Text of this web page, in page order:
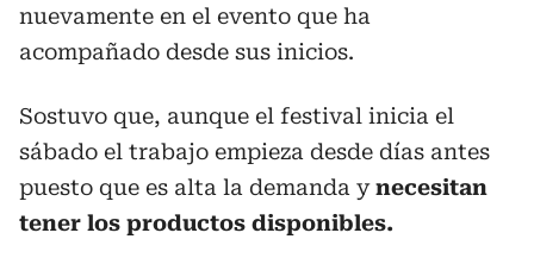
nuevamente en el evento que ha
acompañado desde sus inicios.
Sostuvo que, aunque el festival inicia el
sábado el trabajo empieza desde días antes
puesto que es alta la demanda ynecesitan
tener los productos disponibles.